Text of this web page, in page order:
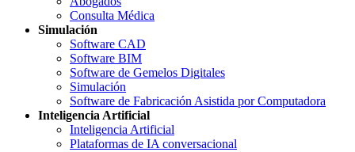
Consulta Médica
Simulación
Software CAD
Software BIM
Software de Gemelos Digitales
Simulación
Software de Fabricación Asistida por Computadora
Inteligencia Artificial
Inteligencia Artificial
Plataformas de IA conversacional